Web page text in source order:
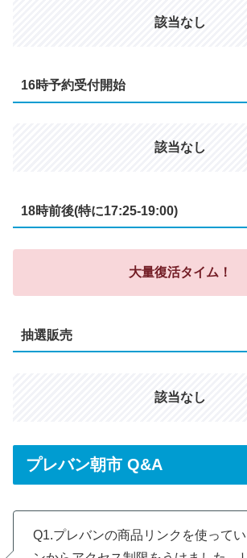
該当なし
16時予約受付開始
該当なし
18時前後(特に17:25-19:00)
大量復活タイム！
抽選販売
該当なし
プレバン朝市 Q&A
Q1.プレバンの商品リンクを使って